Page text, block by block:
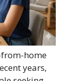
home
years,